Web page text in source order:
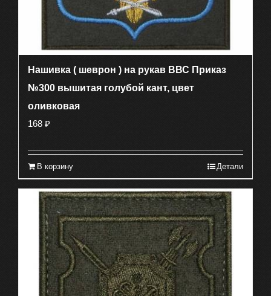
Нашивка ( шеврон ) на рукав ВВС Приказ
№300 вышитая голубой кант, цвет
оливковая
168 ₽
В корзину Детали